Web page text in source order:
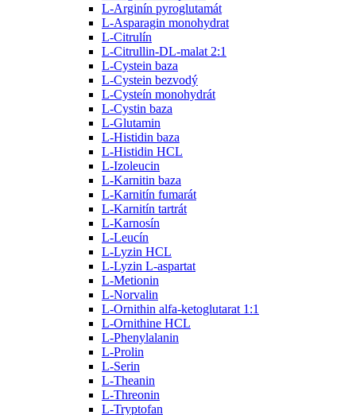
L-Arginín pyroglutamát
L-Asparagin monohydrat
L-Citrulín
L-Citrullin-DL-malat 2:1
L-Cystein baza
L-Cystein bezvodý
L-Cysteín monohydrát
L-Cystin baza
L-Glutamin
L-Histidin baza
L-Histidin HCL
L-Izoleucin
L-Karnitin baza
L-Karnitín fumarát
L-Karnitín tartrát
L-Karnosín
L-Leucín
L-Lyzin HCL
L-Lyzin L-aspartat
L-Metionin
L-Norvalin
L-Ornithin alfa-ketoglutarat 1:1
L-Ornithine HCL
L-Phenylalanin
L-Prolin
L-Serin
L-Theanin
L-Threonin
L-Tryptofan